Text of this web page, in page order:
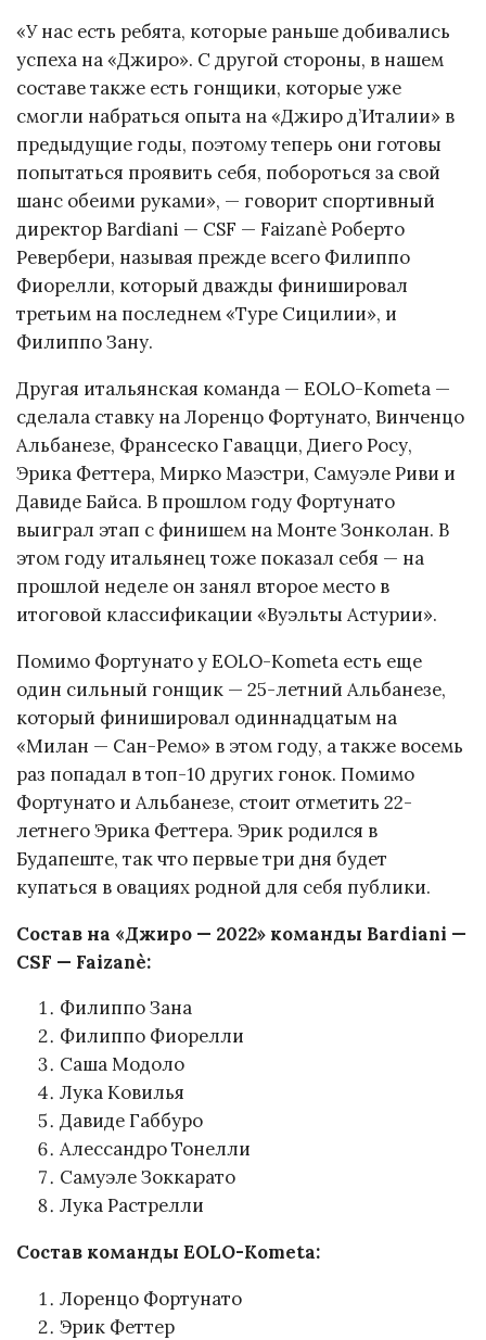
«У нас есть ребята, которые раньше добивались
успеха на «Джиро». С другой стороны, в нашем
составе также есть гонщики, которые уже
смогли набраться опыта на «Джиро д’Италии» в
предыдущие годы, поэтому теперь они готовы
попытаться проявить себя, побороться за свой
шанс обеими руками», — говорит спортивный
директор Bardiani — CSF — Faizanè Роберто
Ревербери, называя прежде всего Филиппо
Фиорелли, который дважды финишировал
третьим на последнем «Туре Сицилии», и
Филиппо Зану.
Другая итальянская команда — EOLO-Kometa —
сделала ставку на Лоренцо Фортунато, Винченцо
Альбанезе, Франсеско Гавацци, Диего Росу,
Эрика Феттера, Мирко Маэстри, Самуэле Риви и
Давиде Байса. В прошлом году Фортунато
выиграл этап с финишем на Монте Зонколан. В
этом году итальянец тоже показал себя — на
прошлой неделе он занял второе место в
итоговой классификации «Вуэльты Астурии».
Помимо Фортунато у EOLO-Kometa есть еще
один сильный гонщик — 25-летний Альбанезе,
который финишировал одиннадцатым на
«Милан — Сан-Ремо» в этом году, а также восемь
раз попадал в топ-10 других гонок. Помимо
Фортунато и Альбанезе, стоит отметить 22-
летнего Эрика Феттера. Эрик родился в
Будапеште, так что первые три дня будет
купаться в овациях родной для себя публики.
Состав на «Джиро — 2022» команды Bardiani —
CSF — Faizanè:
Филиппо Зана
Филиппо Фиорелли
Саша Модоло
Лука Ковилья
Давиде Габбуро
Алессандро Тонелли
Самуэле Зоккарато
Лука Растрелли
Состав команды EOLO-Kometa:
Лоренцо Фортунато
Эрик Феттер